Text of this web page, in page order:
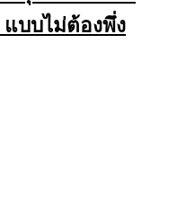
แบบไม่ต้องพึ่ง